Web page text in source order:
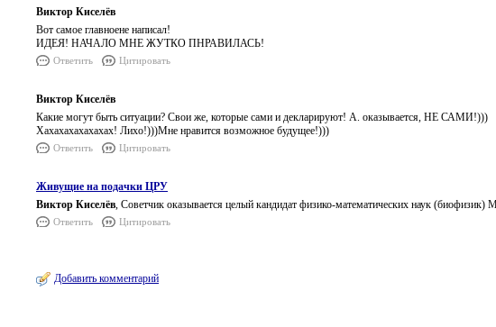
Виктор Киселёв
Вот самое главноене написал!
ИДЕЯ! НАЧАЛО МНЕ ЖУТКО ПНРАВИЛАСЬ!
Ответить Цитировать
Виктор Киселёв
Какие могут быть ситуации? Свои же, которые сами и декларируют! А. оказывается, НЕ САМИ!)))
Хахахахахахахах! Лихо!)))Мне нравится возможное будущее!)))
Ответить Цитировать
Живущие на подачки ЦРУ
Виктор Киселёв, Советчик оказывается целый кандидат физико-математических наук
Ответить Цитировать
Добавить комментарий